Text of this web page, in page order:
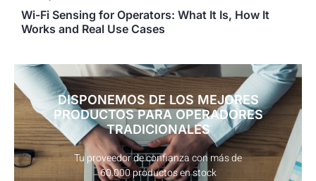
Wi-Fi Sensing for Operators: What It Is, How It
Works and Real Use Cases
DISPONEMOS DE LOS MEJORES
PRODUCTOS PARA OPERADORES
TRADICIONALES
Tu proveedor de confianza con más de
60.000 productos en stock